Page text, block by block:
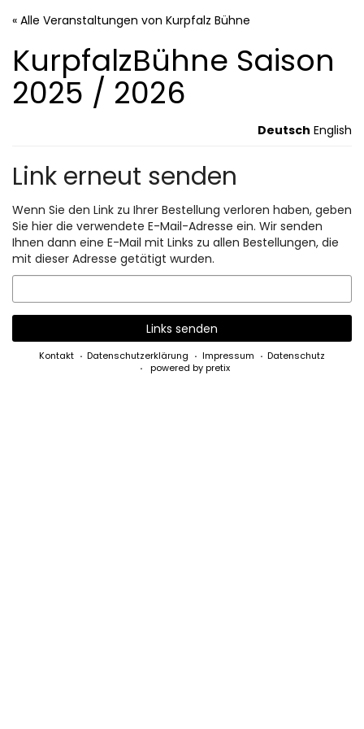
Zum
Inhalt
springen
« Alle Veranstaltungen von Kurpfalz Bühne
KurpfalzBühne Saison
2025 / 2026
Deutsch English
Link erneut senden
Wenn Sie den Link zu Ihrer Bestellung verloren haben, geben
Sie hier die verwendete E-Mail-Adresse ein. Wir senden
Ihnen dann eine E-Mail mit Links zu allen Bestellungen, die
mit dieser Adresse getätigt wurden.
E-
Mail
Links senden
Kontakt Datenschutzerklärung Impressum
Datenschutz
powered by pretix